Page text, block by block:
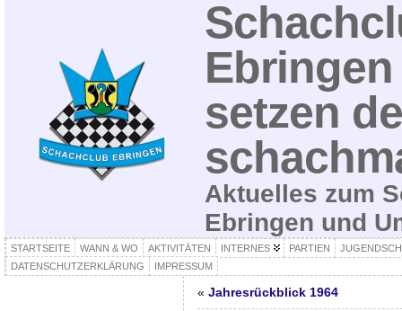
setzen
Aktuelles zum
Ebringen und
STARTSEITE WANN & WO AKTIVITÄTEN INTERNES PARTIEN
DATENSCHUTZERKLÄRUNG
IMPRESSUM
« Jahresrückblick 1964